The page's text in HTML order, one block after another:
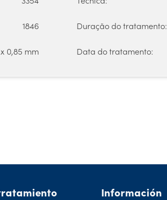
1846
0,85 mm
Duração do tratamento:
Data do tratamento:
Información